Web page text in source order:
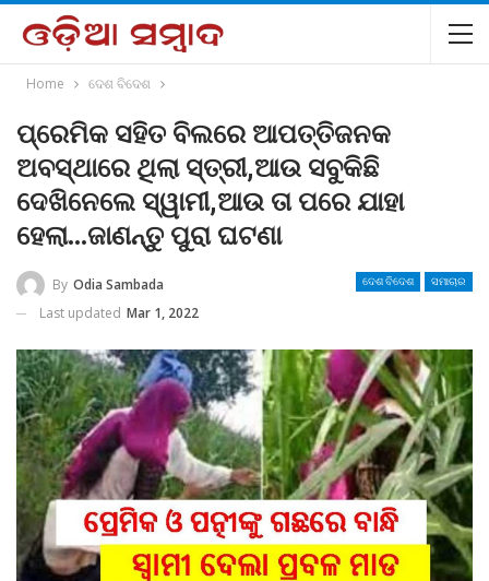
Home ଦେଶ ବିଦେଶ
ପ୍ରେମିକ ସହିତ ବିଲରେ ଆପତ୍ତିଜନକ
ଅବସ୍ଥାରେ ଥିଲା ସ୍ତ୍ରୀ,ଆଉ ସବୁକିଛି
ଦେଖିନେଲେ ସ୍ୱାମୀ,ଆଉ ତା ପରେ ଯାହା
ହେଲା…ଜାଣନ୍ତୁ ପୁରା ଘଟଣା
ଦେଶ ବିଦେଶ ସମାଚାର
By Odia Sambada
Last updated Mar 1, 2022